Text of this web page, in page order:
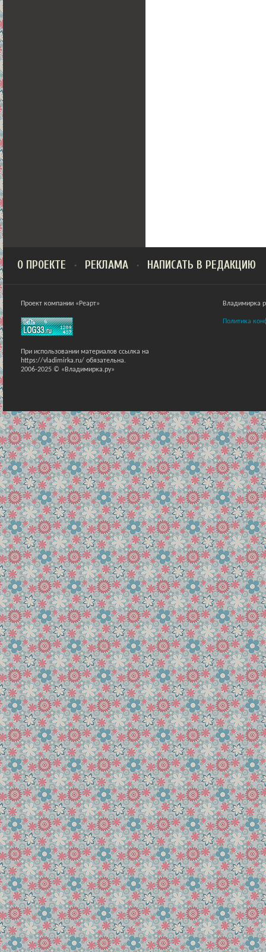
О ПРОЕКТЕ РЕКЛАМА НАПИСАТЬ В РЕДАКЦИЮ
Проект компании «Реарт»
При использовании материалов ссылка на
https://vladimirka.ru/ обязательна.
2006-2025 © «Владимирка.ру»
Владимирка
Политика